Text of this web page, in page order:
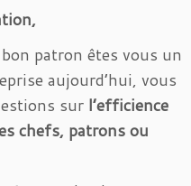
patron êtes vous un
aujourd’hui, vous
sur l’efficience
chefs, patrons ou